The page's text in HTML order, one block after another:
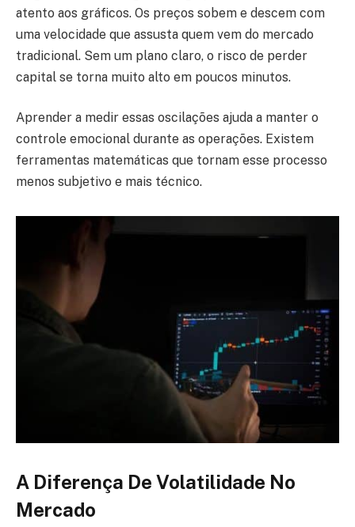
atento aos gráficos. Os preços sobem e descem com
uma velocidade que assusta quem vem do mercado
tradicional. Sem um plano claro, o risco de perder
capital se torna muito alto em poucos minutos.
Aprender a medir essas oscilações ajuda a manter o
controle emocional durante as operações. Existem
ferramentas matemáticas que tornam esse processo
menos subjetivo e mais técnico.
A Diferença De Volatilidade No
Mercado